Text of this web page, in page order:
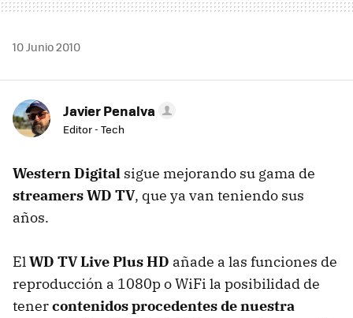
10 Junio 2010
Javier Penalva
Editor - Tech
Western Digital sigue mejorando su gama de
streamers WD TV, que ya van teniendo sus
años.
ElWD TV Live Plus HD añade a las funciones de
reproducción a 1080p o WiFi la posibilidad de
tenercontenidos procedentes de nuestra